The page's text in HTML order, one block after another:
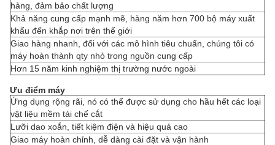
hàng, đảm bảo chất lượng
Khả năng cung cấp mạnh mẽ, hàng năm hơn 700 bộ máy xuất
khẩu đến khắp nơi trên thế giới
Giao hàng nhanh, đối với các mô hình tiêu chuẩn, chúng tôi có
máy hoàn thành qty nhỏ trong nguồn cung cấp
Hơn 15 năm kinh nghiệm thị trường nước ngoài
Ưu điểm máy
Ứng dụng rộng rãi, nó có thể được sử dụng cho hầu hết các loại
vật liệu mềm tái chế cắt
Lưỡi dao xoắn, tiết kiệm điện và hiệu quả cao
Giao máy hoàn chỉnh, dễ dàng cài đặt và vận hành